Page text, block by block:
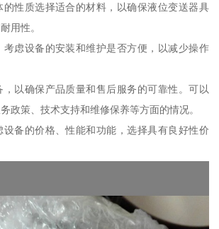
的性质选择适合的材料，以确保液位变送器具
用性。
考虑设备的安装和维护是否方便，以减少操作
以确保产品质量和售后服务的可靠性。可以
政策、技术支持和维修保养等方面的情况。
设备的价格、性能和功能，选择具有良好性价